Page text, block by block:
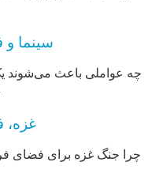
سینما و
چه عواملی باعث می‌شوند
غزه،
چرا جنگ غزه برای فضای